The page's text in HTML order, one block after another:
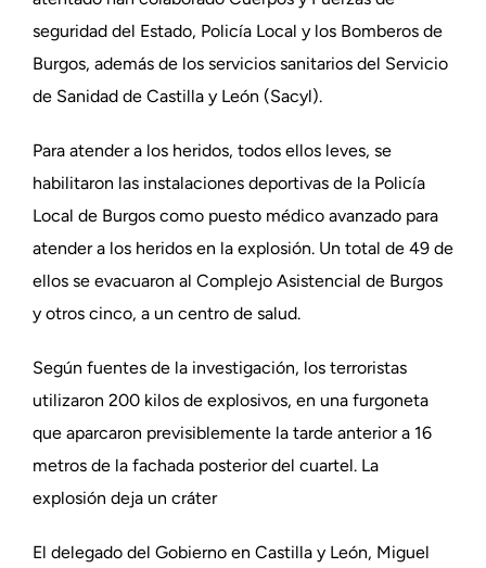
seguridad del Estado, Policía Local y los Bomberos de
Burgos, además de los servicios sanitarios del Servicio
de Sanidad de Castilla y León (Sacyl).
Para atender a los heridos, todos ellos leves, se
habilitaron las instalaciones deportivas de la Policía
Local de Burgos como puesto médico avanzado para
atender a los heridos en la explosión. Un total de 49 de
ellos se evacuaron al Complejo Asistencial de Burgos
y otros cinco, a un centro de salud.
Según fuentes de la investigación, los terroristas
utilizaron 200 kilos de explosivos, en una furgoneta
que aparcaron previsiblemente la tarde anterior a 16
metros de la fachada posterior del cuartel. La
explosión deja un cráter
El delegado del Gobierno en Castilla y León, Miguel